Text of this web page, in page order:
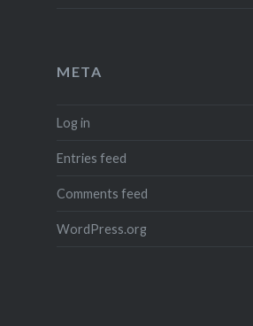
META
Log in
Entries feed
Comments feed
WordPress.org